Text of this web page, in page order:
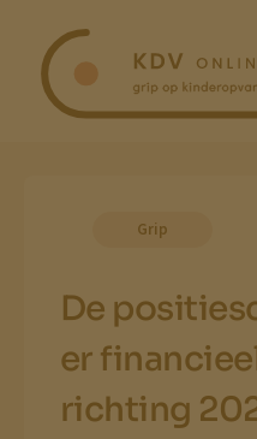
inhoud
Grip
De
er
richting